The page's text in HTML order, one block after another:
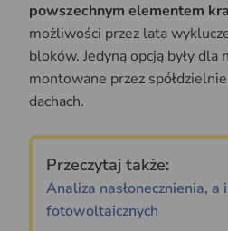
powszechnym elementem
możliwości przez lata
bloków. Jedyną opcją były dla
montowane przez
dachach.
Przeczytaj także:
Analiza nasłonecznienia,
fotowoltaicznych